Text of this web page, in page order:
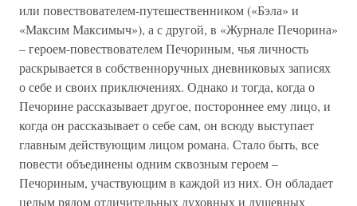
или повествователем-путешественником («Бэла» и
«Максим Максимыч»), а с другой, в «Журнале Печорина»
– героем-повествователем Печориным, чья личность
раскрывается в собственноручных дневниковых записях
о себе и своих приключениях. Однако и тогда, когда о
Печорине рассказывает другое, постороннее ему лицо, и
когда он рассказывает о себе сам, он всюду выступает
главным действующим лицом романа. Стало быть, все
повести объединены одним сквозным героем –
Печориным, участвующим в каждой из них. Он обладает
целым рядом отличительных духовных и душевных